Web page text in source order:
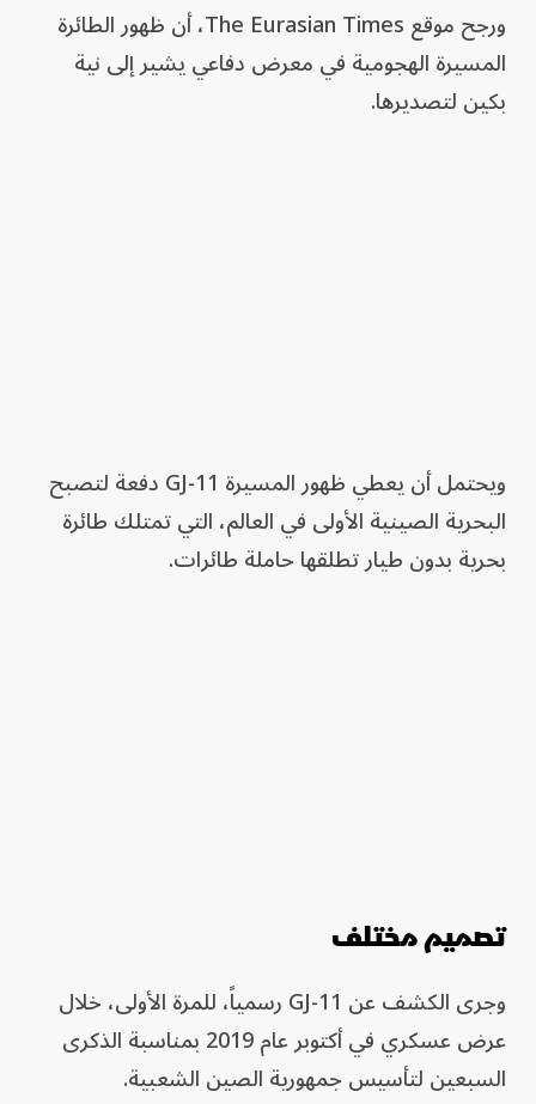
ورجح موقع The Eurasian Times، أن ظهور الطائرة
المسيرة الهجومية في معرض دفاعي يشير إلى نية
بكين لتصديرها.
ويحتمل أن يعطي ظهور المسيرة GJ-11 دفعة لتصبح
البحرية الصينية الأولى في العالم، التي تمتلك طائرة
بحرية بدون طيار تطلقها حاملة طائرات.
تصميم مختلف
وجرى الكشف عن GJ-11 رسمياً، للمرة الأولى، خلال
عرض عسكري في أكتوبر عام 2019 بمناسبة الذكرى
السبعين لتأسيس جمهورية الصين الشعبية.